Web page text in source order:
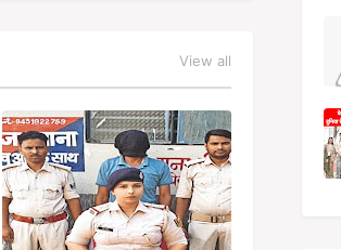
View all